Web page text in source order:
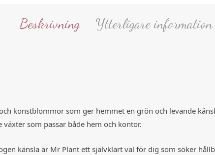
Beskrivning Ytterligare information
konstblommor som ger hemmet en grön och levande
som passar både hem och kontor.
känsla är Mr Plant ett självklart val för dig som söker